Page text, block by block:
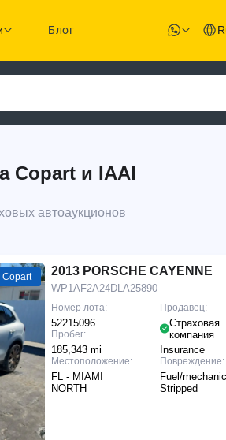
Блог
Copart и IAAI
автоаукционов
Copart 2013 PORSCHE CAYENNE
WP1AF2A24DLA25890
Номер лота:
52215096
Пробег:
185,343 mi
Местоположение:
FL - MIAMI
NORTH
Продавец:
Страховая
компания
Insurance
Повреждение:
Fuel/
Stripped